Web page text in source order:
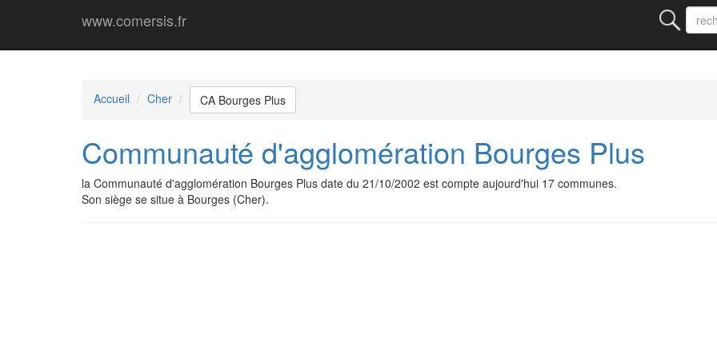
www.comersis.fr
Accueil Cher CA Bourges Plus
Communauté d'agglomération Bourges Plus
la Communauté d'agglomération Bourges Plus date du 21/10/2002 est compte aujourd'hui 17 communes.
Son siège se situe à Bourges (Cher).